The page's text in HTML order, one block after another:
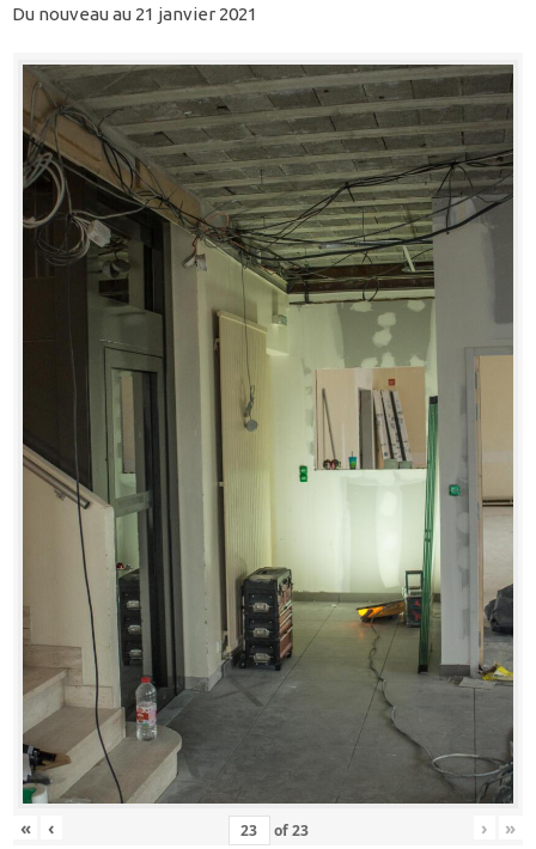
Du nouveau au 21 janvier 2021
« ‹ of23 › »